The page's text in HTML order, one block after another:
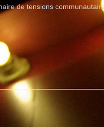
de tensions